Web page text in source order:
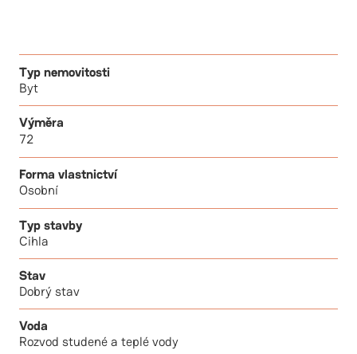
Typ nemovitosti
Byt
Výměra
72
Forma vlastnictví
Osobní
Typ stavby
Cihla
Stav
Dobrý stav
Voda
Rozvod studené a teplé vody